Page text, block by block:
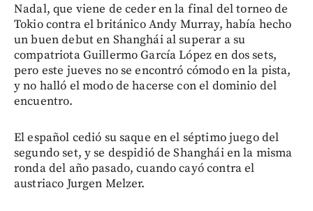
Nadal, que viene de ceder en la final del torneo de
Tokio contra el británico Andy Murray, había hecho
un buen debut en Shanghái al superar a su
compatriota Guillermo García López en dos sets,
pero este jueves no se encontró cómodo en la pista,
y no halló el modo de hacerse con el dominio del
encuentro.
El español cedió su saque en el séptimo juego del
segundo set, y se despidió de Shanghái en la misma
ronda del año pasado, cuando cayó contra el
austriaco Jurgen Melzer.